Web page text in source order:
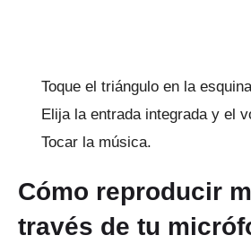
Toque el triángulo en la
Elija la entrada integrada y el
Tocar la música.
Cómo reproducir
través de tu